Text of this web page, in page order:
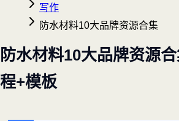
写作
防水材料10大品牌资源合集
防水材料10大品牌资源
程+模板